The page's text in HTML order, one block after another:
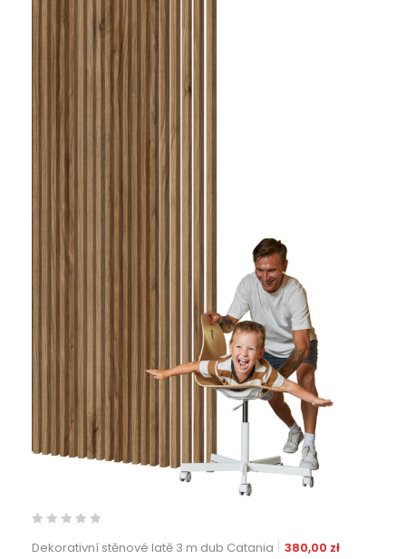
Dekorativní stěnové latě 3 m dub Catania 380,00 zł